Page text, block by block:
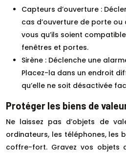
Capteurs d’ouverture :
cas d’ouverture de porte ou
vous qu’ils soient
fenêtres et portes.
Sirène : Déclenche une
Placez-la dans un endroit
qu’elle ne soit désactivée
Protéger les biens de
Ne laissez pas d’objets de
ordinateurs, les téléphones, les
coffre-fort. Gravez vos objets